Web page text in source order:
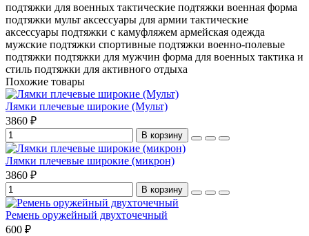
подтяжки для военных тактические подтяжки военная форма
подтяжки мульт аксессуары для армии тактические
аксессуары подтяжки с камуфляжем армейская одежда
мужские подтяжки спортивные подтяжки военно-полевые
подтяжки подтяжки для мужчин форма для военных тактика и
стиль подтяжки для активного отдыха
Похожие товары
Лямки плечевые широкие (Мульт)
3860 ₽
В корзину
Лямки плечевые широкие (микрон)
3860 ₽
В корзину
Ремень оружейный двухточечный
600 ₽